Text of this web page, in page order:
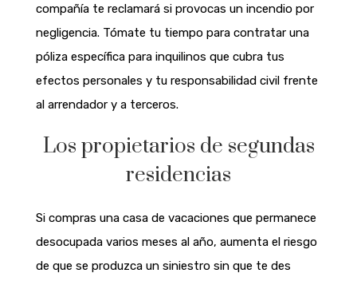
compañía te reclamará si provocas un incendio por
negligencia. Tómate tu tiempo para contratar una
póliza específica para inquilinos que cubra tus
efectos personales y tu responsabilidad civil frente
al arrendador y a terceros.
Los propietarios de segundas
residencias
Si compras una casa de vacaciones que permanece
desocupada varios meses al año, aumenta el riesgo
de que se produzca un siniestro sin que te des